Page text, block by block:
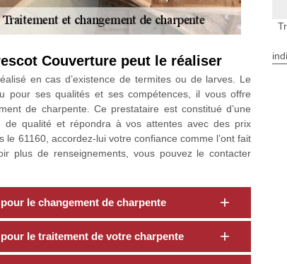
Couverture peut le réaliser
en cas d’existence de termites ou de larves. Le
pour ses qualités et ses compétences, il vous offre
de charpente. Ce prestataire est constitué d’une
qualité et répondra à vos attentes avec des prix
61160, accordez-lui votre confiance comme l’ont fait
plus de renseignements, vous pouvez le contacter
le changement de charpente
le traitement de votre charpente